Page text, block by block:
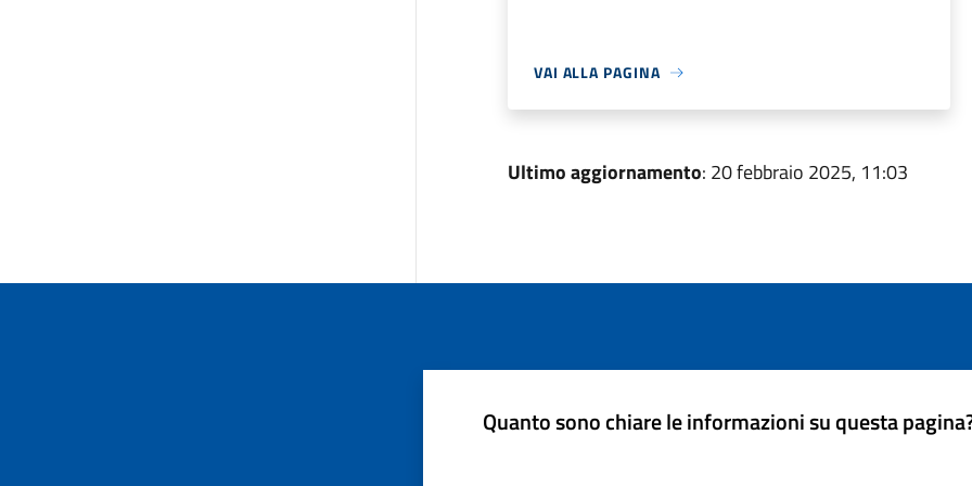
VAI ALLA PAGINA
Ultimo aggiornamento: 20 febbraio 2025, 11:03
Quanto sono chiare le informazioni su questa